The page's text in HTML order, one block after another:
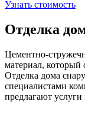
Узнать стоимость
Отделка
Цементно-
материал, который
Отделка дома
специалистами
предлагают